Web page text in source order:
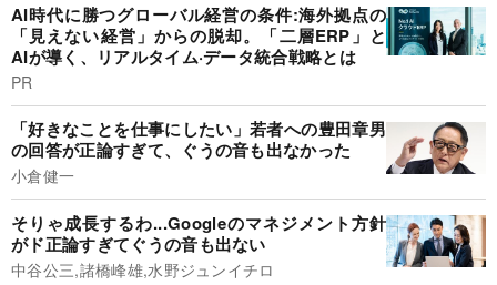
AI時代に勝つグローバル経営の条件:海外拠点の
「見えない経営」からの脱却。「二層ERP」と
AIが導く、リアルタイム·データ統合戦略とは
PR
「好きなことを仕事にしたい」若者への豊田章男
の回答が正論すぎて、ぐうの音も出なかった
小倉健一
そりゃ成長するわ...Googleのマネジメント方針
がド正論すぎてぐうの音も出ない
中谷公三,諸橋峰雄,水野ジュンイチロ